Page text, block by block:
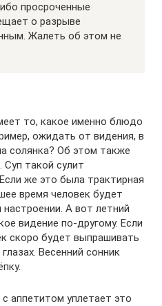
просроченные
о разрыве
Жалеть об этом не
то, какое именно блюдо
ожидать от видения, в
солянка? Об этом также
Суп такой сулит
же это была трактирная
время человек будет
А вот летний
видение по-другому. Если
скоро будет выпрашивать
Весенний сонник
с аппетитом уплетает это